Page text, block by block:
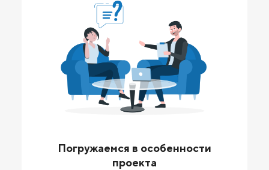
Погружаемся в особенности
проекта